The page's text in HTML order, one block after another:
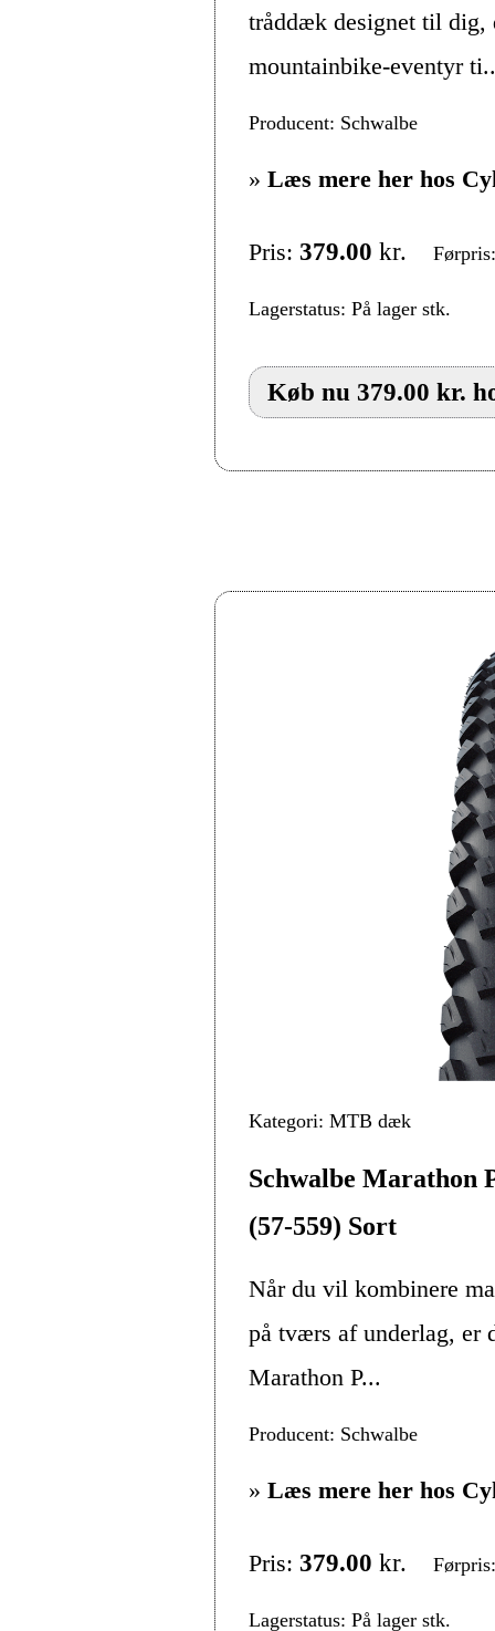
tråddæk designet til dig,
mountainbike-eventyr
Producent: Schwalbe
» Læs mere her hos
Pris: 379.00 kr.
Lagerstatus: På lager stk.
Køb nu 379.00 kr.
Kategori: MTB dæk
Schwalbe Marathon
(57-559) Sort
Når du vil kombinere
på tværs af underlag, er
Marathon P...
Producent: Schwalbe
» Læs mere her hos
Pris: 379.00 kr.
Lagerstatus: På lager stk.